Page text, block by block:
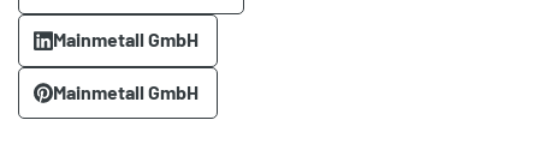
Mainmetall GmbH
Mainmetall GmbH